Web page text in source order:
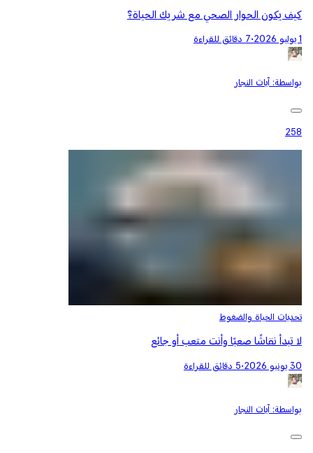
كيف يكون الحوار الصحي مع شريك الحياة؟
1 يوليو 2026 •7 دقائق للقراءة
بواسطة: آيات النجار
258
تحديات الحياة والضغوط
لا تبدأ نقاشًا صعبًا وأنت متعب أو جائع
30 يونيو 2026 •5 دقائق للقراءة
بواسطة: آيات النجار